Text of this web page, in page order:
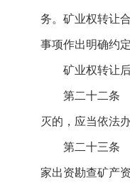
务。矿业权转让
事项作出明确约定
矿业权转让
第二十二条
灭的，应当依法
第二十三条
家出资勘查矿产